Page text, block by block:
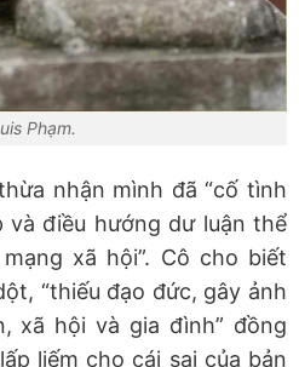
Phạm.
nhận mình đã “cố tình
và điều hướng dư luận thể
xã hội”. Cô cho biết
“thiếu đạo đức, gây ảnh
xã hội và gia đình” đồng
liếm cho cái sai của bản